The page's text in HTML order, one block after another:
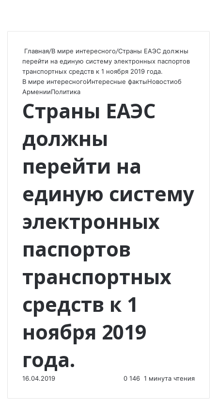
Главная/В мире интересного/Страны ЕАЭС должны
перейти на единую систему электронных паспортов
транспортных средств к 1 ноября 2019 года.
В мире интересногоИнтересные фактыНовостиоб
АрменииПолитика
Страны ЕАЭС
должны
перейти на
единую систему
электронных
паспортов
транспортных
средств к 1
ноября 2019
года.
16.04.2019 0 146 1 минута чтения